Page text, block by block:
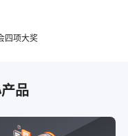
四项大奖
品